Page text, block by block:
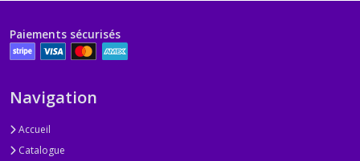
Gamme
Gamme
Détox
Paiements sécurisés
Navigation
Accueil
Catalogue